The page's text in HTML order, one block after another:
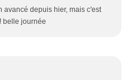
avancé depuis hier, mais c'est
belle journée